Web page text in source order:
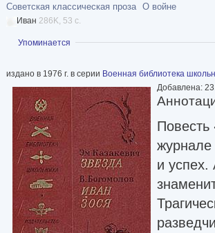
Советская классическая проза О войне
Иван 286K, 53 с.
Показать
Упоминается
издано в 1976 г. в серии Военная библиотека
Добавлена:
Повесть
журнале
и успех.